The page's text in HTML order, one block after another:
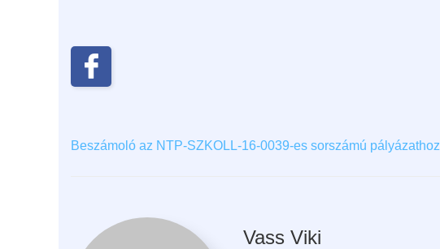
Beszámoló az NTP-SZKOLL-16-0039-es sorszámú pályázathoz
Vass Viki